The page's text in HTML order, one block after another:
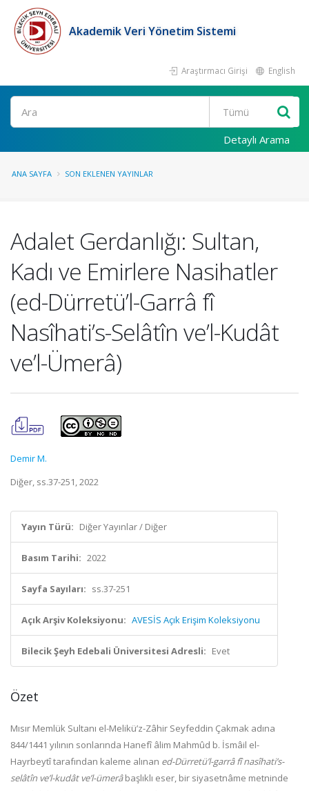
Akademik Veri Yönetim Sistemi
Araştırmacı Girişi English
Ara
Detaylı Arama
ANA SAYFA SON EKLENEN YAYINLAR
Adalet Gerdanlığı: Sultan,
Kadı ve Emirlere Nasihatler
(ed-Dürretü’l-Garrâ fî
Nasîhati’s-Selâtîn ve’l-Kudât
ve’l-Ümerâ)
Demir M.
Diğer, ss.37-251, 2022
Yayın Türü: Diğer Yayınlar / Diğer
Basım Tarihi: 2022
Sayfa Sayıları: ss.37-251
Açık Arşiv Koleksiyonu: AVESİS Açık Erişim Koleksiyonu
Bilecik Şeyh Edebali Üniversitesi Adresli: Evet
Özet
Mısır Memlük Sultanı el-Melikü’z-Zâhir Seyfeddin Çakmak adına
844/1441 yılının sonlarında Hanefî âlim Mahmûd b. İsmâil el-
Hayrbeytî tarafından kaleme alınan ed-Dürretü’l-garrâ fî nasîhati’s-
selâtîn ve’l-kudât ve’l-ümerâbaşlıklı eser, bir siyasetnâme metninde